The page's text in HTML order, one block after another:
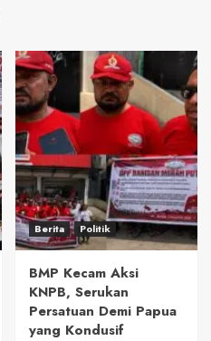
Berita Politik
BMP Kecam Aksi
KNPB, Serukan
Persatuan Demi Papua
yang Kondusif